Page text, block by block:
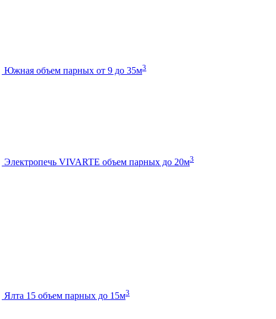
Южная объем парных от 9 до 35м3
Электропечь VIVARTE объем парных до 20м3
Ялта 15 объем парных до 15м3